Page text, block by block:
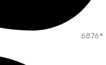
*6876